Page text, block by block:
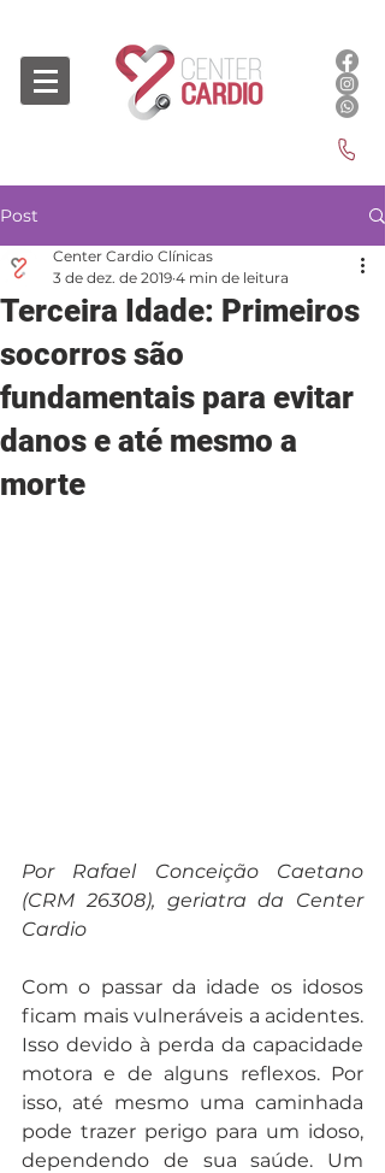
Post
Terceira Idade: Primeiros
socorros são
fundamentais para evitar
danos e até mesmo a
morte
Center Cardio Clínicas
3 de dez. de 2019 4 min de leitura
Por Rafael Conceição Caetano
(CRM 26308), geriatra da Center
Cardio
Com o passar da idade os idosos
ficam mais vulneráveis a acidentes.
Isso devido à perda da capacidade
motora e de alguns reflexos. Por
isso, até mesmo uma caminhada
pode trazer perigo para um idoso,
dependendo de sua saúde. Um